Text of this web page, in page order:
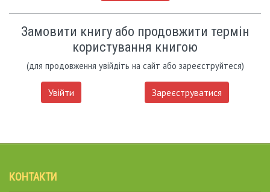
Замовити книгу або продовжити термін
користування книгою
(для продовження увійдіть на сайт або зареєструйтеся)
Увійти Зареєструватися
КОНТАКТИ